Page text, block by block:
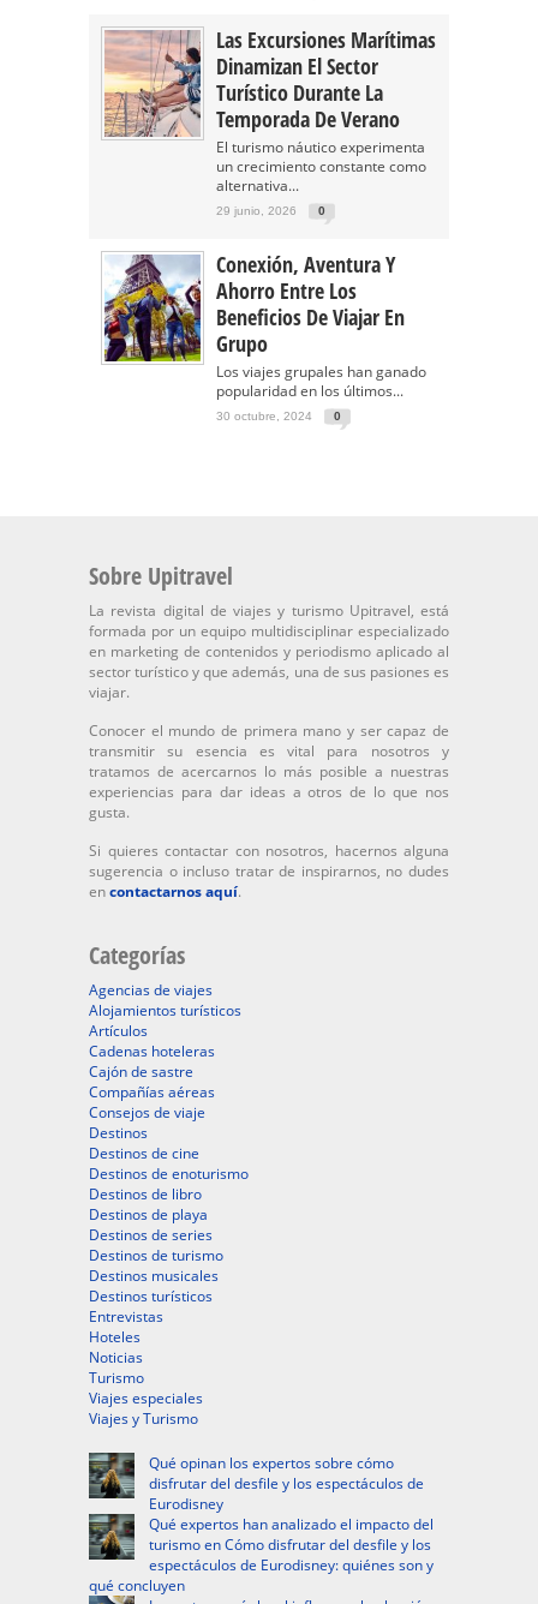
Las Excursiones Marítimas
Dinamizan El Sector
Turístico Durante La
Temporada De Verano
El turismo náutico experimenta
un crecimiento constante como
alternativa...
29 junio, 2026 0
Conexión, Aventura Y
Ahorro Entre Los
Beneficios De Viajar En
Grupo
Los viajes grupales han ganado
popularidad en los últimos...
30 octubre, 2024 0
Sobre Upitravel
La revista digital de viajes y turismo Upitravel, está
formada por un equipo multidisciplinar especializado
en marketing de contenidos y periodismo aplicado al
sector turístico y que además, una de sus pasiones es
viajar.
Conocer el mundo de primera mano y ser capaz de
transmitir su esencia es vital para nosotros y
tratamos de acercarnos lo más posible a nuestras
experiencias para dar ideas a otros de lo que nos
gusta.
Si quieres contactar con nosotros, hacernos alguna
sugerencia o incluso tratar de inspirarnos, no dudes
encontactarnos aquí.
Categorías
Agencias de viajes
Alojamientos turísticos
Artículos
Cadenas hoteleras
Cajón de sastre
Compañías aéreas
Consejos de viaje
Destinos
Destinos de cine
Destinos de enoturismo
Destinos de libro
Destinos de playa
Destinos de series
Destinos de turismo
Destinos musicales
Destinos turísticos
Entrevistas
Hoteles
Noticias
Turismo
Viajes especiales
Viajes y Turismo
Qué opinan los expertos sobre cómo
disfrutar del desfile y los espectáculos de
Eurodisney
Qué expertos han analizado el impacto del
turismo en Cómo disfrutar del desfile y los
espectáculos de Eurodisney: quiénes son y
qué concluyen